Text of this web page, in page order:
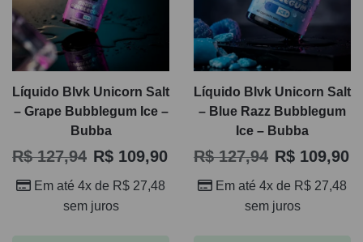
Líquido Blvk Unicorn Salt
– Grape Bubblegum Ice –
Bubba
R$127,94 R$ 109,90
Em até 4x de R$ 27,48
sem juros
Líquido Blvk Unicorn Salt
– Blue Razz Bubblegum
Ice – Bubba
R$127,94 R$ 109,90
Em até 4x de R$ 27,48
sem juros